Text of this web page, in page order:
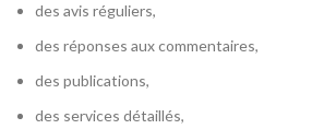
des avis réguliers,
des réponses aux commentaires,
des publications,
des services détaillés,